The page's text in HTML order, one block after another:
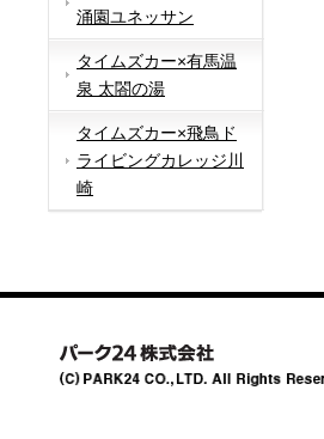
涌園ユネッサン
タイムズカー×有馬温
泉 太閤の湯
タイムズカー×飛鳥ド
ライビングカレッジ川
崎